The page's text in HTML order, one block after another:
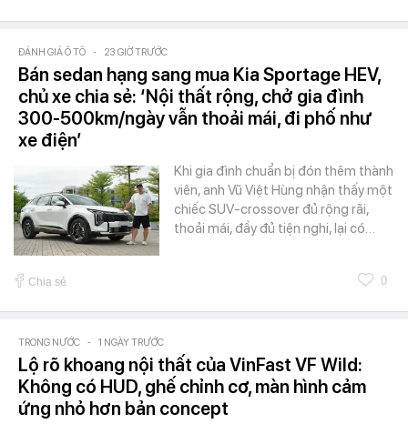
ĐÁNH GIÁ Ô TÔ - 23 GIỜ TRƯỚC
Bán sedan hạng sang mua Kia Sportage HEV,
chủ xe chia sẻ: ‘Nội thất rộng, chở gia đình
300-500km/ngày vẫn thoải mái, đi phố như
xe điện’
Khi gia đình chuẩn bị đón thêm thành
viên, anh Vũ Việt Hùng nhận thấy một
chiếc SUV-crossover đủ rộng rãi,
thoải mái, đầy đủ tiện nghi, lại có…
Chia sẻ 0
TRONG NƯỚC - 1 NGÀY TRƯỚC
Lộ rõ khoang nội thất của VinFast VF Wild:
Không có HUD, ghế chỉnh cơ, màn hình cảm
ứng nhỏ hơn bản concept